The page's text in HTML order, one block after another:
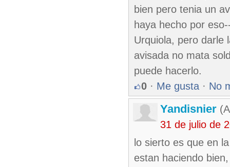
bien pero tenia un
haya hecho por
Urquiola, pero darle
avisada no mata
puede hacerlo.
0 · Me gusta · No
Yandisnier
31 de julio de
lo sierto es que en
estan haciendo